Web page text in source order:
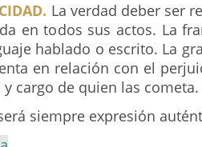
La verdad deber ser
en todos sus actos. La
hablado o escrito. La
en relación con el
cargo de quien las cometa.
siempre expresión